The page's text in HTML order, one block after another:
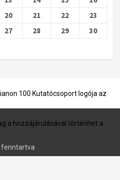
20 21 22
23
27 28 29
30
100 Kutatócsoport logója az
a hozzájárulásával történhet a
fenntartva